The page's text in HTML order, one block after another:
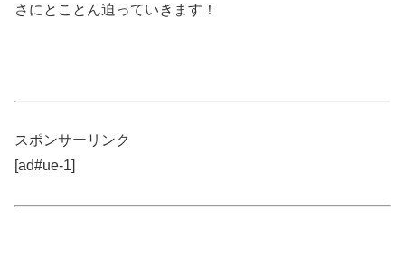
さにとことん迫っていきます！
スポンサーリンク
[ad#ue-1]